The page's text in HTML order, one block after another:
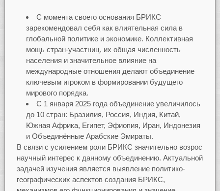
С момента своего основания БРИКС
зарекомендовал себя как влиятельная сила в
глобальной политике и экономике. Коллективная
мощь стран-участниц, их общая численность
населения и значительное влияние на
международные отношения делают объединение
ключевым игроком в формировании будущего
мирового порядка.
С 1 января 2025 года объединение увеличилось
до 10 стран: Бразилия, Россия, Индия, Китай,
Южная Африка, Египет, Эфиопия, Иран, Индонезия
и Объединённые Арабские Эмираты.
В связи с усилением роли БРИКС значительно возрос
научный интерес к данному объединению. Актуальной
задачей изучения является выявление политико-
географических аспектов создания БРИКС,